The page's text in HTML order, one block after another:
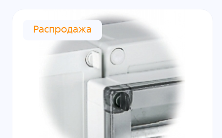
Распродажа